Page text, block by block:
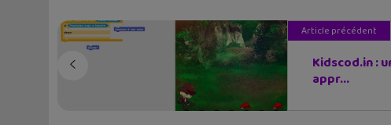
Article précédent
Kidscod.in :
appr...